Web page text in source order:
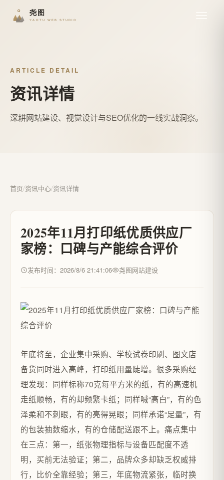
ARTICLE DETAIL
资讯详情
深耕网站建设、视觉设计与SEO优化的一线实战洞察。
首页/资讯中心/资讯详情
2025年11月打印纸优质供应厂
家榜：口碑与产能综合评价
发布时间：2026/8/6 21:41:06 尧图网站建设
年底将至，企业集中采购、学校试卷印刷、图文店
备货同时进入高峰，打印纸用量陡增。很多采购经
理发现：同样标称70克每平方米的纸，有的高速机
走纸顺畅，有的却频繁卡纸；同样喊“高白”，有的色
泽柔和不刺眼，有的亮得晃眼；同样承诺“足量”，有
的包装抽数缩水，有的仓储配送跟不上。痛点集中
在三点：第一，纸张物理指标与设备匹配度不透
明，买前无法验证；第二，品牌众多却缺乏权威排
行，比价全靠经验；第三，年底物流紧张，临时换